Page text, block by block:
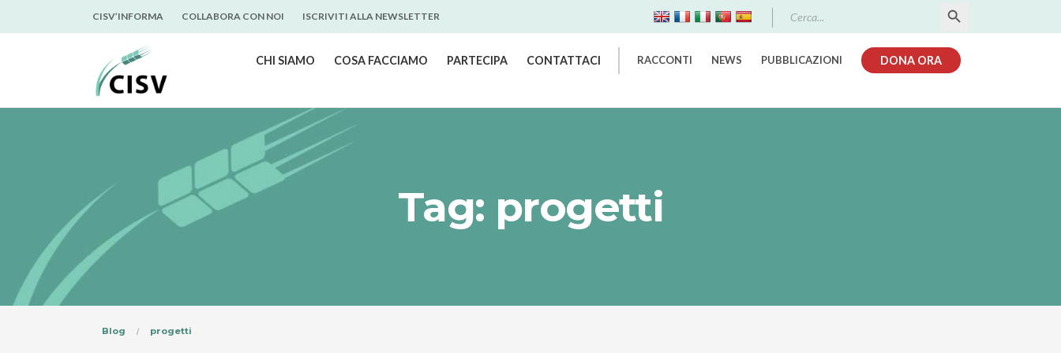
CISV’INFORMA COLLABORA CON NOI ISCRIVITI ALLA NEWSLETTER
for:
CHI SIAMO COSA FACCIAMO PARTECIPA CONTATTACI RACCONTI NEWS PUBBLICAZIONI DONA ORA
Tag: progetti
Blog progetti